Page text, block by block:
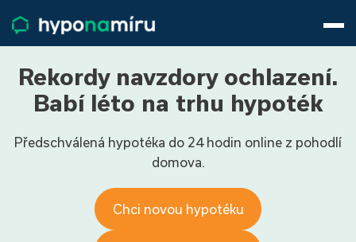
Životní pojištění
Pojištění nemovitosti
Články
800 688 388
9−16 hod.
Rekordy navzdory ochlazení.
Babí léto na trhu hypoték
Předschválená hypotéka do 24 hodin online z pohodlí
domova.
Chci novou hypotéku